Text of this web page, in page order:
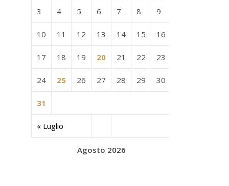
Agosto 2026
« Luglio
3 4 5 6 7 8 9
10 11 12 13 14 15 16
17 18 19 20 21 22 23
24 25 26 27 28 29 30
31